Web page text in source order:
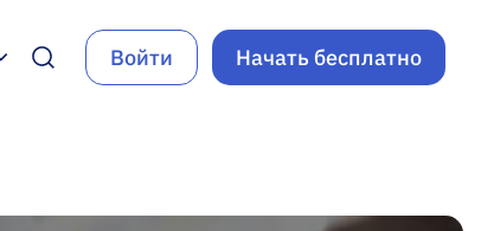
Войти Начать бесплатно